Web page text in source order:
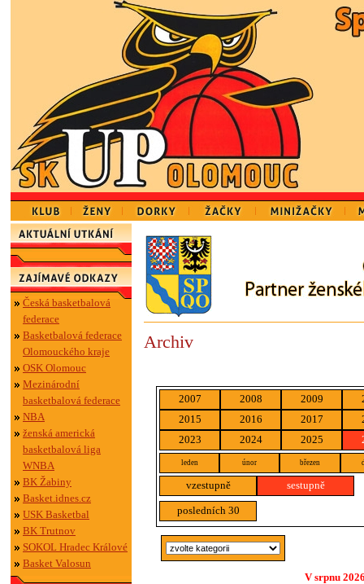
Česká basketbalová
federace
Basketbalová federace
Olomouckého kraje
OSK Olomouc
Mezinárodní
basketbalová federace
NBA
ženská americká
basketbalová liga
WNBA
BK Žabiny
Basket.idnes.cz
USK Basketbal
BK Trutnov
SOKOL Hradec Králové
Basket Valosun
Archiv
2007 2008 2009
2015
2016 2017
2023
2024 2025
leden únor březen
vzestupně sestupně
posledních 30
V srpnu